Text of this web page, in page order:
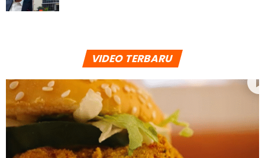
VIDEO TERBARU